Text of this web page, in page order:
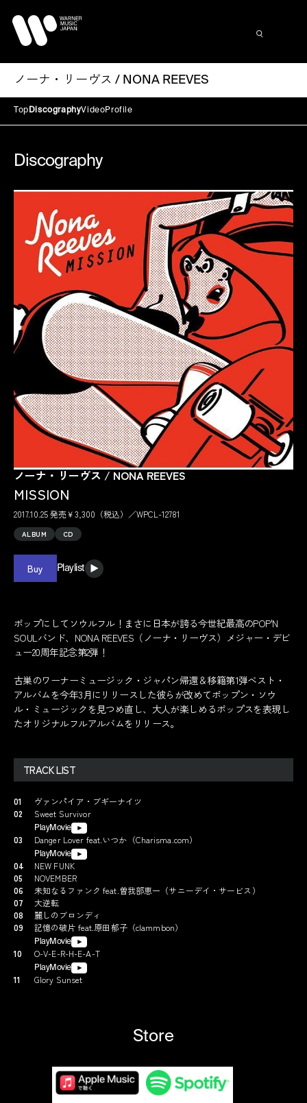
ノーナ・リーヴス / NONA REEVES
Top DiscographyVideoProfile
Discography
ノーナ・リーヴス / NONA REEVES
MISSION
2017.10.25 発売￥3,300（税込）／WPCL-12781
ALBUM CD
Buy Playlist
ポップにしてソウルフル！まさに日本が誇る今世紀最高のPOP'N
SOULバンド、NONA REEVES（ノーナ・リーヴス）メジャー・デビ
ュー20周年記念第2弾！
古巣のワーナーミュージック・ジャパン帰還＆移籍第1弾ベスト・
アルバムを今年3月にリリースした彼らが改めてポップン・ソウ
ル・ミュージックを見つめ直し、大人が楽しめるポップスを表現し
たオリジナルフルアルバムをリリース。
TRACK LIST
01
ヴァンパイア・ブギーナイツ
02
Sweet Survivor
PlayMovie
03 Danger Lover feat.いつか（Charisma.com）
PlayMovie
04
NEW FUNK
05
NOVEMBER
06
未知なるファンク feat.曽我部恵一（サニーデイ・サービス）
07
大逆転
08
麗しのブロンディ
09
記憶の破片 feat.原田郁子（clammbon）
PlayMovie
10 O-V-E-R-H-E-A-T
PlayMovie
11 Glory Sunset
Store